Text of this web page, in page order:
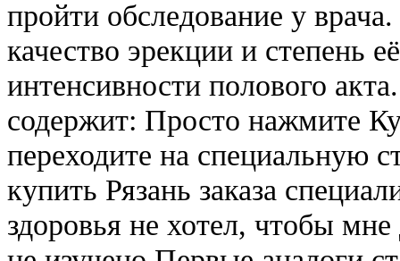
пройти обследование у
качество эрекции и степень
интенсивности полового
содержит: Просто нажмите
переходите на специальную
купить Рязань заказа
здоровья не хотел, чтобы